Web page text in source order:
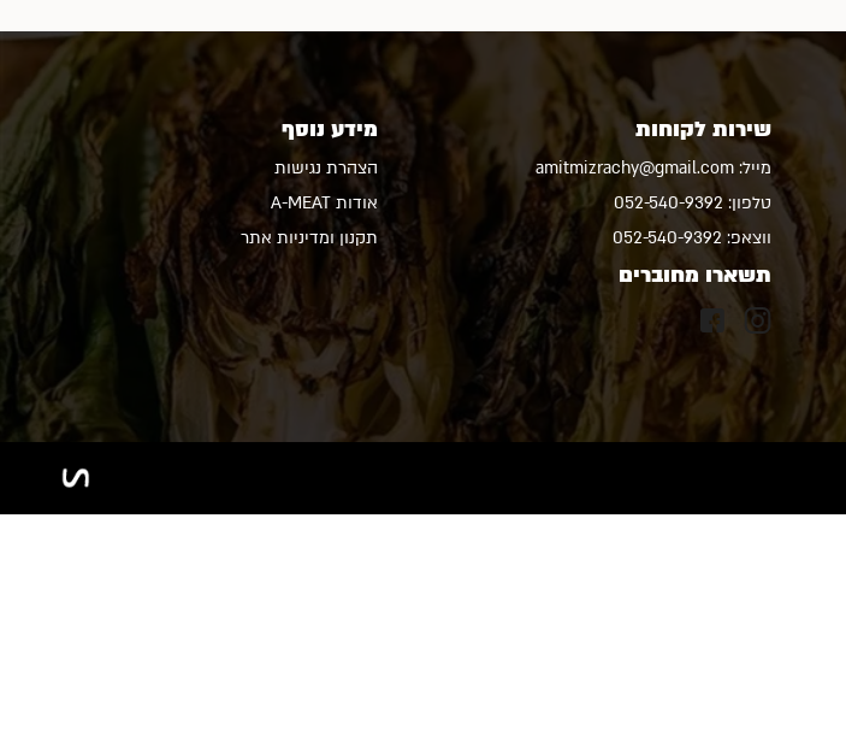
שירות לקוחות
מייל:amitmizrachy@gmail.com
טלפון: 052-540-9392
ווצאפ: 052-540-9392
תשארו מחוברים
מידע נוסף
הצהרת נגישות
אודות A-MEAT
תקנון ומדיניות אתר